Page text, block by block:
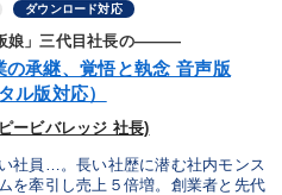
ダウンロード対応
板娘」三代目社長の―――
の承継、覚悟と執念 音声版
ル版対応）
ービバレッジ 社長)
社員…。長い社歴に潜む社内モンス
を牽引し売上５倍増。創業者と先代